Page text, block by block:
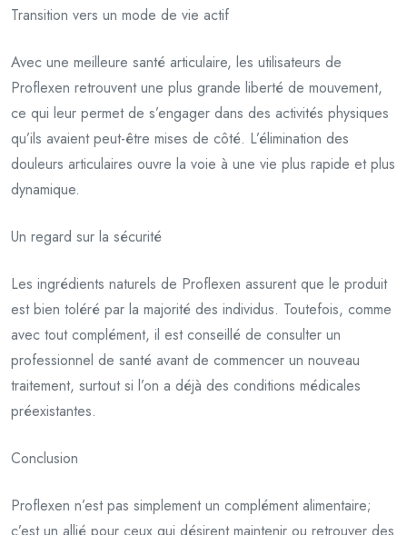
Transition vers un mode de vie actif
Avec une meilleure santé articulaire, les utilisateurs de
Proflexen retrouvent une plus grande liberté de mouvement,
ce qui leur permet de s’engager dans des activités physiques
qu’ils avaient peut-être mises de côté. L’élimination des
douleurs articulaires ouvre la voie à une vie plus rapide et plus
dynamique.
Un regard sur la sécurité
Les ingrédients naturels de Proflexen assurent que le produit
est bien toléré par la majorité des individus. Toutefois, comme
avec tout complément, il est conseillé de consulter un
professionnel de santé avant de commencer un nouveau
traitement, surtout si l’on a déjà des conditions médicales
préexistantes.
Conclusion
Proflexen n’est pas simplement un complément alimentaire;